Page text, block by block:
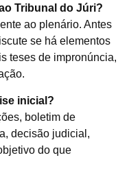
Tribunal do Júri?
ao plenário. Antes
se há elementos
teses de impronúncia,
inicial?
boletim de
decisão judicial,
do que